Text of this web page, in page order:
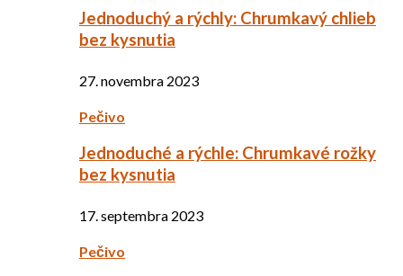
Jednoduchý a rýchly: Chrumkavý chlieb
bez kysnutia
27. novembra 2023
Pečivo
Jednoduché a rýchle: Chrumkavé rožky
bez kysnutia
17. septembra 2023
Pečivo